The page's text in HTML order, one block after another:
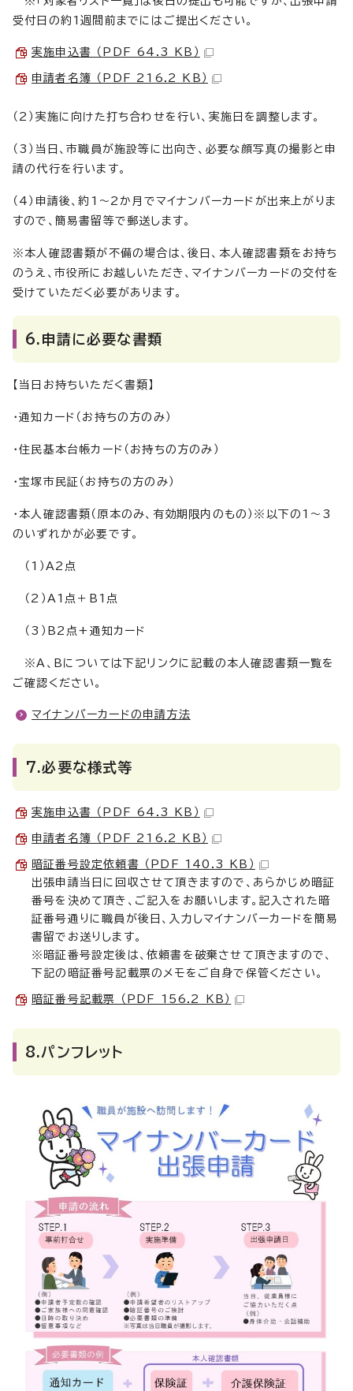
受付日の約1週間前までにはご提出ください。
実施申込書 （PDF 64.3 KB）
申請者名簿 （PDF 216.2 KB）
（2）実施に向けた打ち合わせを行い、実施日を調整します。
（3）当日、市職員が施設等に出向き、必要な顔写真の撮影と申
請の代行を行います。
（4）申請後、約1～2か月でマイナンバーカードが出来上がりま
すので、簡易書留等で郵送します。
※本人確認書類が不備の場合は、後日、本人確認書類をお持ち
のうえ、市役所にお越しいただき、マイナンバーカードの交付を
受けていただく必要があります。
6.申請に必要な書類
【当日お持ちいただく書類】
・通知カード（お持ちの方のみ）
・住民基本台帳カード（お持ちの方のみ）
・宝塚市民証（お持ちの方のみ）
・本人確認書類（原本のみ、有効期限内のもの）※以下の1～3
のいずれかが必要です。
（1）A2点
（2）A1点＋B1点
（3）B2点+通知カード
※A、Bについては下記リンクに記載の本人確認書類一覧を
ご確認ください。
マイナンバーカードの申請方法
7.必要な様式等
実施申込書 （PDF 64.3 KB）
申請者名簿 （PDF 216.2 KB）
暗証番号設定依頼書 （PDF 140.3 KB）
出張申請当日に回収させて頂きますので、あらかじめ暗証
番号を決めて頂き、ご記入をお願いします。記入された暗
証番号通りに職員が後日、入力しマイナンバーカードを簡易
書留でお送りします。
※暗証番号設定後は、依頼書を破棄させて頂きますので、
下記の暗証番号記載票のメモをご自身で保管ください。
暗証番号記載票 （PDF 156.2 KB）
8.パンフレット